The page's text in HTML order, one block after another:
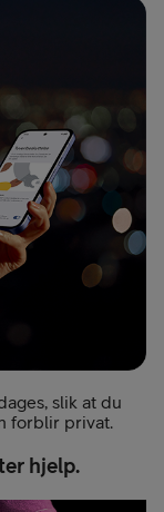
slik at du
forblir privat.
hjelp.